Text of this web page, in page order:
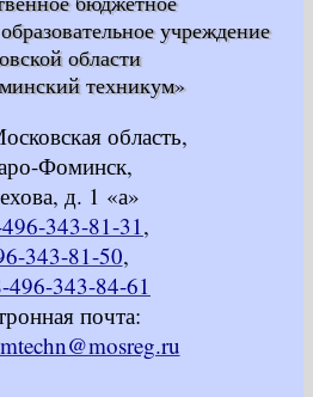
учреждение
области
техникум»
область,
Фоминск,
д. 1 «а»
343-81-31,
343-81-50,
496-343-84-61
почта: